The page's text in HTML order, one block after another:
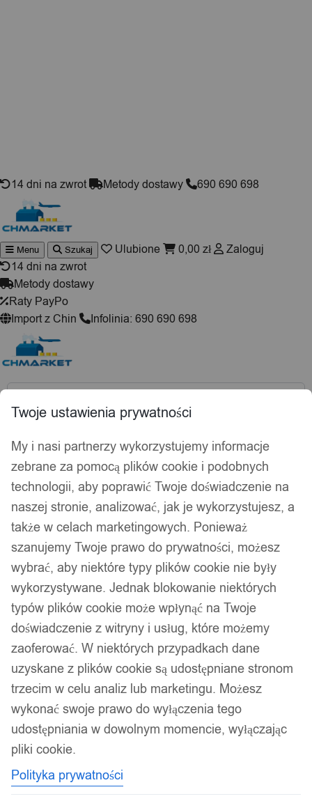
14 dni na zwrot Metody dostawy 690 690 698
Wyszukiwarka
produktów
Menu Szukaj Ulubione 0,00 zł
Zaloguj
14 dni na zwrot
Metody dostawy
Raty PayPo
Import z Chin
Infolinia: 690 690 698
Wyszukiwarka
Akcesoria wędkarskie
Psy i koty
Kuchnia
Łazienka
Dekoracje i ozdoby
Drukarki do etykiet
Strona główna/ Sport i turystyka/Optyka/ Lunety celownicze
Lunety celownicze
Wyświetlanie wszystkich wyników: 2
sortowania
Twoje ustawienia prywatności
My i nasi partnerzy wykorzystujemy informacje
zebrane za pomocą plików cookie i podobnych
technologii, aby poprawić Twoje doświadczenie na
naszej stronie, analizować, jak je wykorzystujesz, a
także w celach marketingowych. Ponieważ
szanujemy Twoje prawo do prywatności, możesz
wybrać, aby niektóre typy plików cookie nie były
wykorzystywane. Jednak blokowanie niektórych
typów plików cookie może wpłynąć na Twoje
doświadczenie z witryny i usług, które możemy
zaoferować. W niektórych przypadkach dane
uzyskane z plików cookie są udostępniane stronom
trzecim w celu analiz lub marketingu. Możesz
wykonać swoje prawo do wyłączenia tego
udostępniania w dowolnym momencie, wyłączając
pliki cookie.
Polityka prywatności